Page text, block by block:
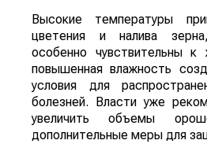
Высокие температуры
цветения и налива
особенно чувствительны
повышенная влажность
условия для
болезней. Власти уже
увеличить объемы
дополнительные меры для